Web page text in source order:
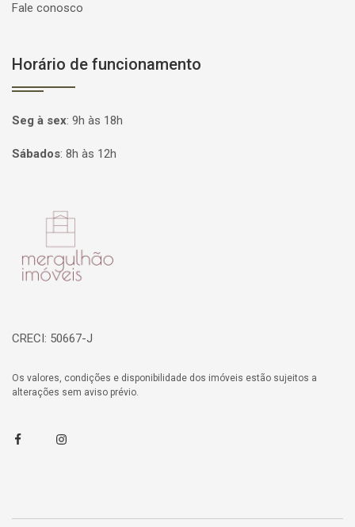
Fale conosco
Horário de funcionamento
Seg à sex: 9h às 18h
Sábados: 8h às 12h
CRECI: 50667-J
Os valores, condições e disponibilidade dos imóveis estão sujeitos a
alterações sem aviso prévio.
FacebookInstagram